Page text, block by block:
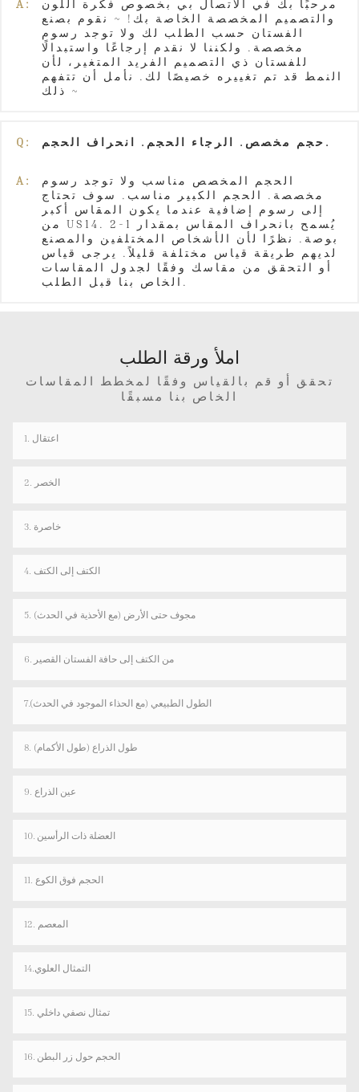
A:
مرحبًا بك في الاتصال بي بخصوص فكرة اللون
والتصميم المخصصة الخاصة بك! ~ نقوم بصنع
الفستان حسب الطلب لك ولا توجد رسوم
مخصصة. ولكننا لا نقدم إرجاعًا واستبدالًا
للفستان ذي التصميم الفريد المتغير، لأن
النمط قد تم تغييره خصيصًا لك. نأمل أن تتفهم
ذلك ~
Q: حجم مخصص. الرجاء الحجم. انحراف الحجم.
A:
الحجم المخصص مناسب ولا توجد رسوم
مخصصة. الحجم الكبير مناسب. سوف تحتاج
إلى رسوم إضافية عندما يكون المقاس أكبر
من US14. يُسمح بانحراف المقاس بمقدار 1-2
بوصة. نظرًا لأن الأشخاص المختلفين والمصنع
لديهم طريقة قياس مختلفة قليلاً. يرجى قياس
أو التحقق من مقاسك وفقًا لجدول المقاسات
الخاص بنا قبل الطلب.
املأ ورقة الطلب
تحقق أو قم بالقياس وفقًا لمخطط المقاسات
الخاص بنا مسبقًا
1. اعتقال
2. الخصر
3. خاصرة
4. الكتف إلى الكتف
5. مجوف حتى الأرض (مع الأحذية في الحدث)
6. من الكتف إلى حافة الفستان القصير
7.الطول الطبيعي (مع الحذاء الموجود في الحدث)
8. طول الذراع (طول الأكمام)
9. عين الذراع
10. العضلة ذات الرأسين
11. الحجم فوق الكوع
12. المعصم
14.التمثال العلوي
15. تمثال نصفي داخلي
16. الحجم حول زر البطن